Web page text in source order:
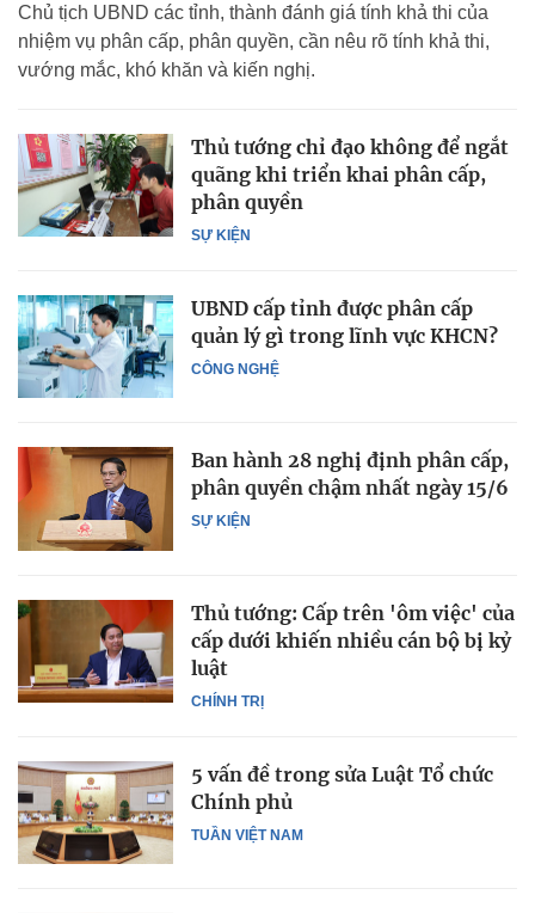
Chủ tịch UBND các tỉnh, thành đánh giá tính khả thi của
nhiệm vụ phân cấp, phân quyền, cần nêu rõ tính khả thi,
vướng mắc, khó khăn và kiến nghị.
SỰ KIỆN
Thủ tướng chỉ đạo không để ngắt
quãng khi triển khai phân cấp,
phân quyền
CÔNG NGHỆ
UBND cấp tỉnh được phân cấp
quản lý gì trong lĩnh vực KHCN?
SỰ KIỆN
Ban hành 28 nghị định phân cấp,
phân quyền chậm nhất ngày 15/6
CHÍNH TRỊ
Thủ tướng: Cấp trên 'ôm việc' của
cấp dưới khiến nhiều cán bộ bị kỷ
luật
TUẦN VIỆT NAM
5 vấn đề trong sửa Luật Tổ chức
Chính phủ